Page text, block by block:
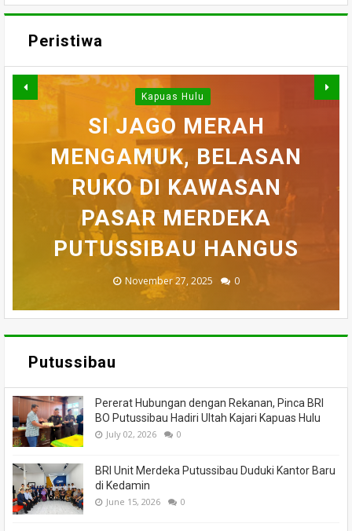
Peristiwa
WARGA DESA SEI AJUNG
YANG DILAPORKAN
HILANG SAAT
MEMANCING DITEMUKAN
MENINGGAL DUNIA
July 05, 2026 0
Kapuas Hulu
SI JAGO MERAH
MENGAMUK, BELASAN
RUKO DI KAWASAN
PASAR MERDEKA
PUTUSSIBAU HANGUS
November 27, 2025 0
Kapuas Hulu
PEDULI KORBAN
KEBAKARAN, KORAMIL
BADAU BERI BANTUAN
March 26, 2025 0
BELASAN TOKO PAKAIAN
DI PUTUSSIBAU LUDES
DILALAP API
March 13, 2025 0
SEMPAT SEKARAT, H
AKHIRNYA TEWAS
SETELAH 'DIHAKIMI'
MASSA
February 18, 2025 0
Putussibau
Pererat Hubungan dengan Rekanan, Pinca BRI
BO Putussibau Hadiri Ultah Kajari Kapuas Hulu
July 02, 2026 0
BRI Unit Merdeka Putussibau Duduki Kantor Baru
di Kedamin
June 15, 2026 0